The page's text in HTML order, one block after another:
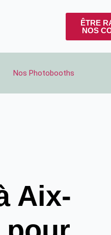
ÊTRE
NOS
Nos Photobooths
Aix-